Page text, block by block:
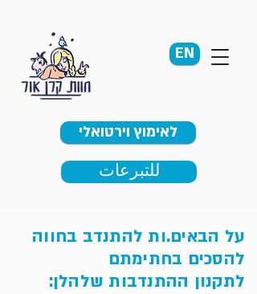
לאימוץ וירטואלי
EN
للتبرعات
על הבאים.ות להתנדב בחווה
להסכים בחתימתם
לתקנון ההתנדבות שלהלן: